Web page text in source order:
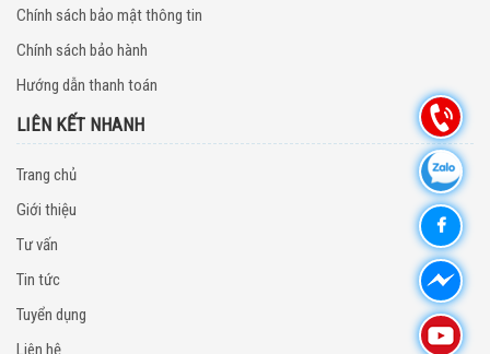
Chính sách bảo mật thông tin
Chính sách bảo hành
Hướng dẫn thanh toán
LIÊN KẾT NHANH
Trang chủ
Giới thiệu
Tư vấn
Tin tức
Tuyển dụng
Liên hệ